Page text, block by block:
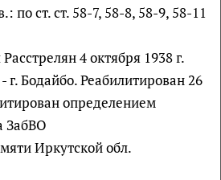
по ст. ст. 58-7, 58-8, 58-9, 58-11
4 октября 1938 г.
г. Бодайбо. Реабилитирован 26
определением
ЗабВО
Иркутской обл.